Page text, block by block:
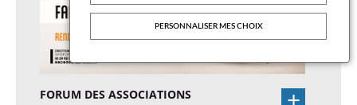
FORUM DES ASSOCIATIONS
PERSONNALISER MES CHOIX